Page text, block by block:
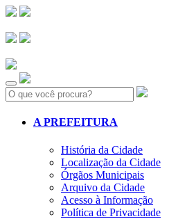
Search:
A PREFEITURA
História da Cidade
Localização da Cidade
Órgãos Municipais
Arquivo da Cidade
Acesso à Informação
Política de Privacidade